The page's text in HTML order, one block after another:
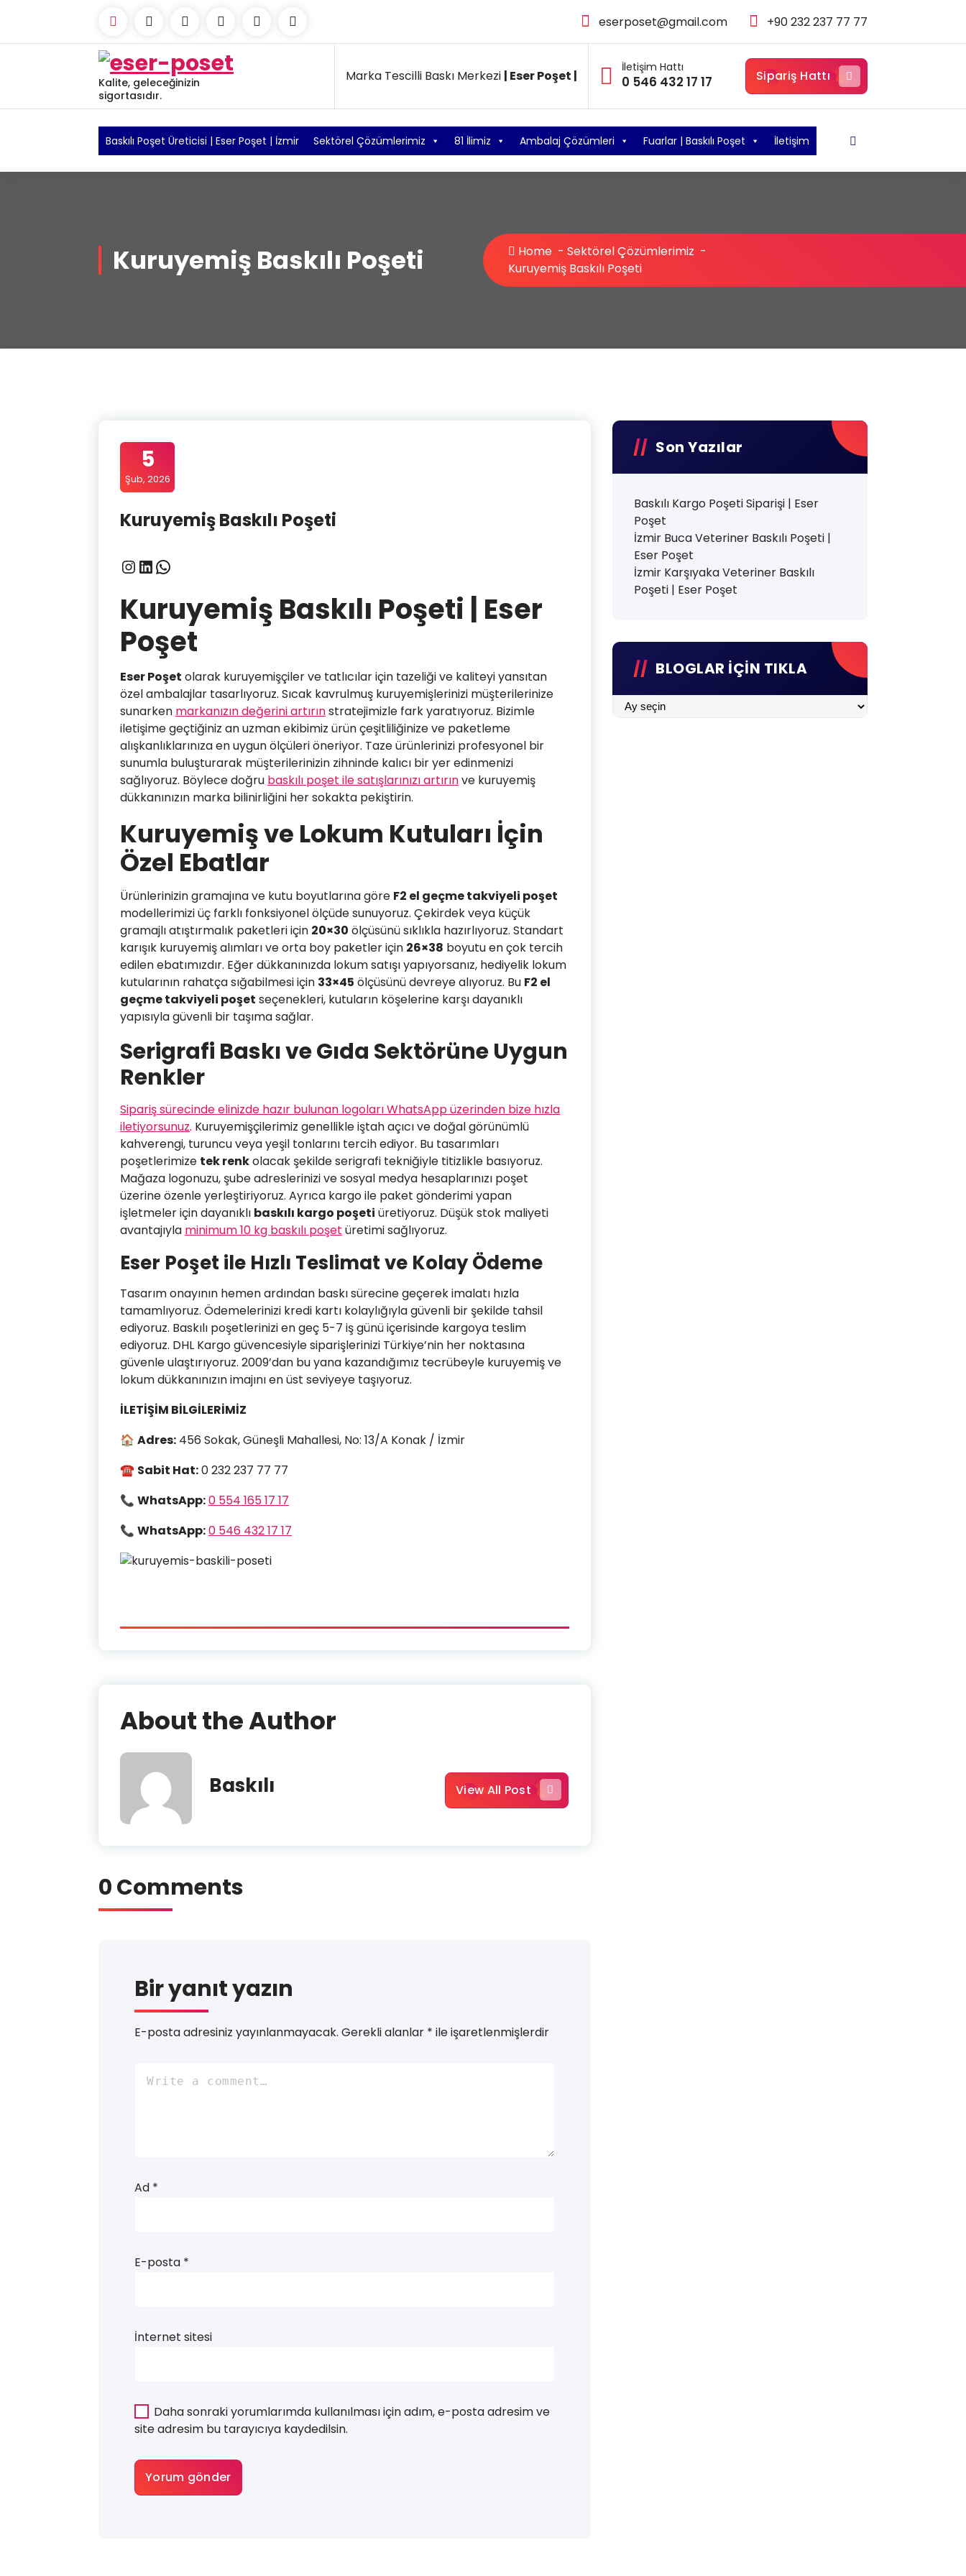
content
eserposet@gmail.com +90 232 237 77 77
Kalite, geleceğinizin
sigortasıdır.
Marka Tescilli Baskı Merkezi | Eser Poşet |
İletişim Hattı
0 546 432 17 17 Sipariş Hattı
Baskılı Poşet Üreticisi | Eser Poşet | İzmir Sektörel Çözümlerimiz 81 İlimiz Ambalaj Çözümleri Fuarlar | Baskılı Poşet İletişim
Kuruyemiş Baskılı Poşeti Home - Sektörel Çözümlerimiz -
Kuruyemiş Baskılı Poşeti
5
Şub, 2026
Kuruyemiş Baskılı Poşeti
Instagram
LinkedIn
WhatsApp
Kuruyemiş Baskılı Poşeti | Eser
Poşet
Eser Poşet olarak kuruyemişçiler ve tatlıcılar için tazeliği ve kaliteyi yansıtan
özel ambalajlar tasarlıyoruz. Sıcak kavrulmuş kuruyemişlerinizi müşterilerinize
sunarken markanızın değerini artırınstratejimizle fark yaratıyoruz. Bizimle
iletişime geçtiğiniz an uzman ekibimiz ürün çeşitliliğinize ve paketleme
alışkanlıklarınıza en uygun ölçüleri öneriyor. Taze ürünlerinizi profesyonel bir
sunumla buluşturarak müşterilerinizin zihninde kalıcı bir yer edinmenizi
sağlıyoruz. Böylece doğru baskılı poşet ile satışlarınızı artırınve kuruyemiş
dükkanınızın marka bilinirliğini her sokakta pekiştirin.
Kuruyemiş ve Lokum Kutuları İçin
Özel Ebatlar
Ürünlerinizin gramajına ve kutu boyutlarına göre F2 el geçme takviyeli poşet
modellerimizi üç farklı fonksiyonel ölçüde sunuyoruz. Çekirdek veya küçük
gramajlı atıştırmalık paketleri için 20×30 ölçüsünü sıklıkla hazırlıyoruz. Standart
karışık kuruyemiş alımları ve orta boy paketler için 26×38 boyutu en çok tercih
edilen ebatımızdır. Eğer dükkanınızda lokum satışı yapıyorsanız, hediyelik lokum
kutularının rahatça sığabilmesi için 33×45 ölçüsünü devreye alıyoruz. Bu F2 el
geçme takviyeli poşet seçenekleri, kutuların köşelerine karşı dayanıklı
yapısıyla güvenli bir taşıma sağlar.
Serigrafi Baskı ve Gıda Sektörüne Uygun
Renkler
Sipariş sürecinde elinizde hazır bulunan logoları WhatsApp üzerinden bize hızla
iletiyorsunuz. Kuruyemişçilerimiz genellikle iştah açıcı ve doğal görünümlü
kahverengi, turuncu veya yeşil tonlarını tercih ediyor. Bu tasarımları
poşetlerimize tek renkolacak şekilde serigrafi tekniğiyle titizlikle basıyoruz.
Mağaza logonuzu, şube adreslerinizi ve sosyal medya hesaplarınızı poşet
üzerine özenle yerleştiriyoruz. Ayrıca kargo ile paket gönderimi yapan
işletmeler için dayanıklı baskılı kargo poşeti üretiyoruz. Düşük stok maliyeti
avantajıyla minimum 10 kg baskılı poşet üretimi sağlıyoruz.
Eser Poşet ile Hızlı Teslimat ve Kolay Ödeme
Tasarım onayının hemen ardından baskı sürecine geçerek imalatı hızla
tamamlıyoruz. Ödemelerinizi kredi kartı kolaylığıyla güvenli bir şekilde tahsil
ediyoruz. Baskılı poşetlerinizi en geç 5-7 iş günü içerisinde kargoya teslim
ediyoruz. DHL Kargo güvencesiyle siparişlerinizi Türkiye’nin her noktasına
güvenle ulaştırıyoruz. 2009’dan bu yana kazandığımız tecrübeyle kuruyemiş ve
lokum dükkanınızın imajını en üst seviyeye taşıyoruz.
İLETİŞİM BİLGİLERİMİZ
🏠 Adres: 456 Sokak, Güneşli Mahallesi, No: 13/A Konak / İzmir
☎ Sabit Hat:0 232 237 77 77
📞 WhatsApp:0 554 165 17 17
📞 WhatsApp:0 546 432 17 17
About the Author
Baskılı View All Post
0 Comments
Bir yanıt yazın
E-posta adresiniz yayınlanmayacak. Gerekli alanlar * ile işaretlenmişlerdir
Ad *
E-posta *
İnternet sitesi
Daha sonraki yorumlarımda kullanılması için adım, e-posta adresim ve
site adresim bu tarayıcıya kaydedilsin.
Son Yazılar
Baskılı Kargo Poşeti Siparişi | Eser
Poşet
İzmir Buca Veteriner Baskılı Poşeti |
Eser Poşet
İzmir Karşıyaka Veteriner Baskılı
Poşeti | Eser Poşet
BLOGLAR İÇİN TIKLA
BLOGLAR